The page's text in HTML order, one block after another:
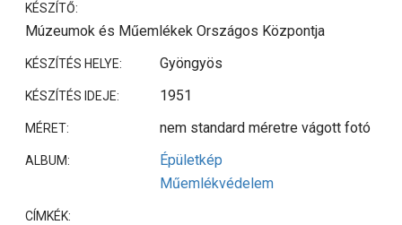
KÉSZÍTŐ:
Múzeumok és Műemlékek Országos Központja
KÉSZÍTÉS HELYE: Gyöngyös
KÉSZÍTÉS IDEJE: 1951
MÉRET: nem standard méretre vágott fotó
ALBUM:
Épületkép
Műemlékvédelem
CÍMKÉK: